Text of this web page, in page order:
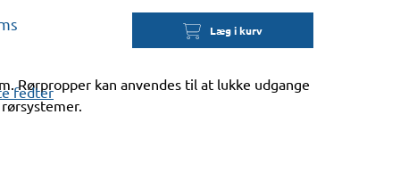
fedter
Læg i kurv
Rørpropper kan anvendes til at lukke udgange